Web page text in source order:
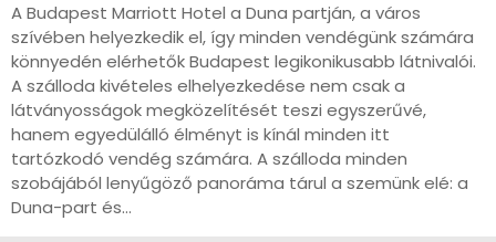
A Budapest Marriott Hotel a Duna partján, a város
szívében helyezkedik el, így minden vendégünk számára
könnyedén elérhetők Budapest legikonikusabb látnivalói.
A szálloda kivételes elhelyezkedése nem csak a
látványosságok megközelítését teszi egyszerűvé,
hanem egyedülálló élményt is kínál minden itt
tartózkodó vendég számára. A szálloda minden
szobájából lenyűgöző panoráma tárul a szemünk elé: a
Duna-part és…